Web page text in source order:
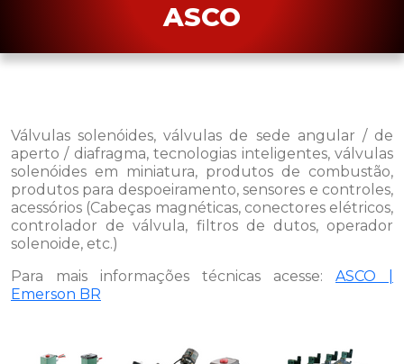
ASCO
Válvulas solenóides, válvulas de sede angular / de
aperto / diafragma, tecnologias inteligentes, válvulas
solenóides em miniatura, produtos de combustão,
produtos para despoeiramento, sensores e controles,
acessórios (Cabeças magnéticas, conectores elétricos,
controlador de válvula, filtros de dutos, operador
solenoide, etc.)
Para mais informações técnicas acesse: ASCO |
Emerson BR